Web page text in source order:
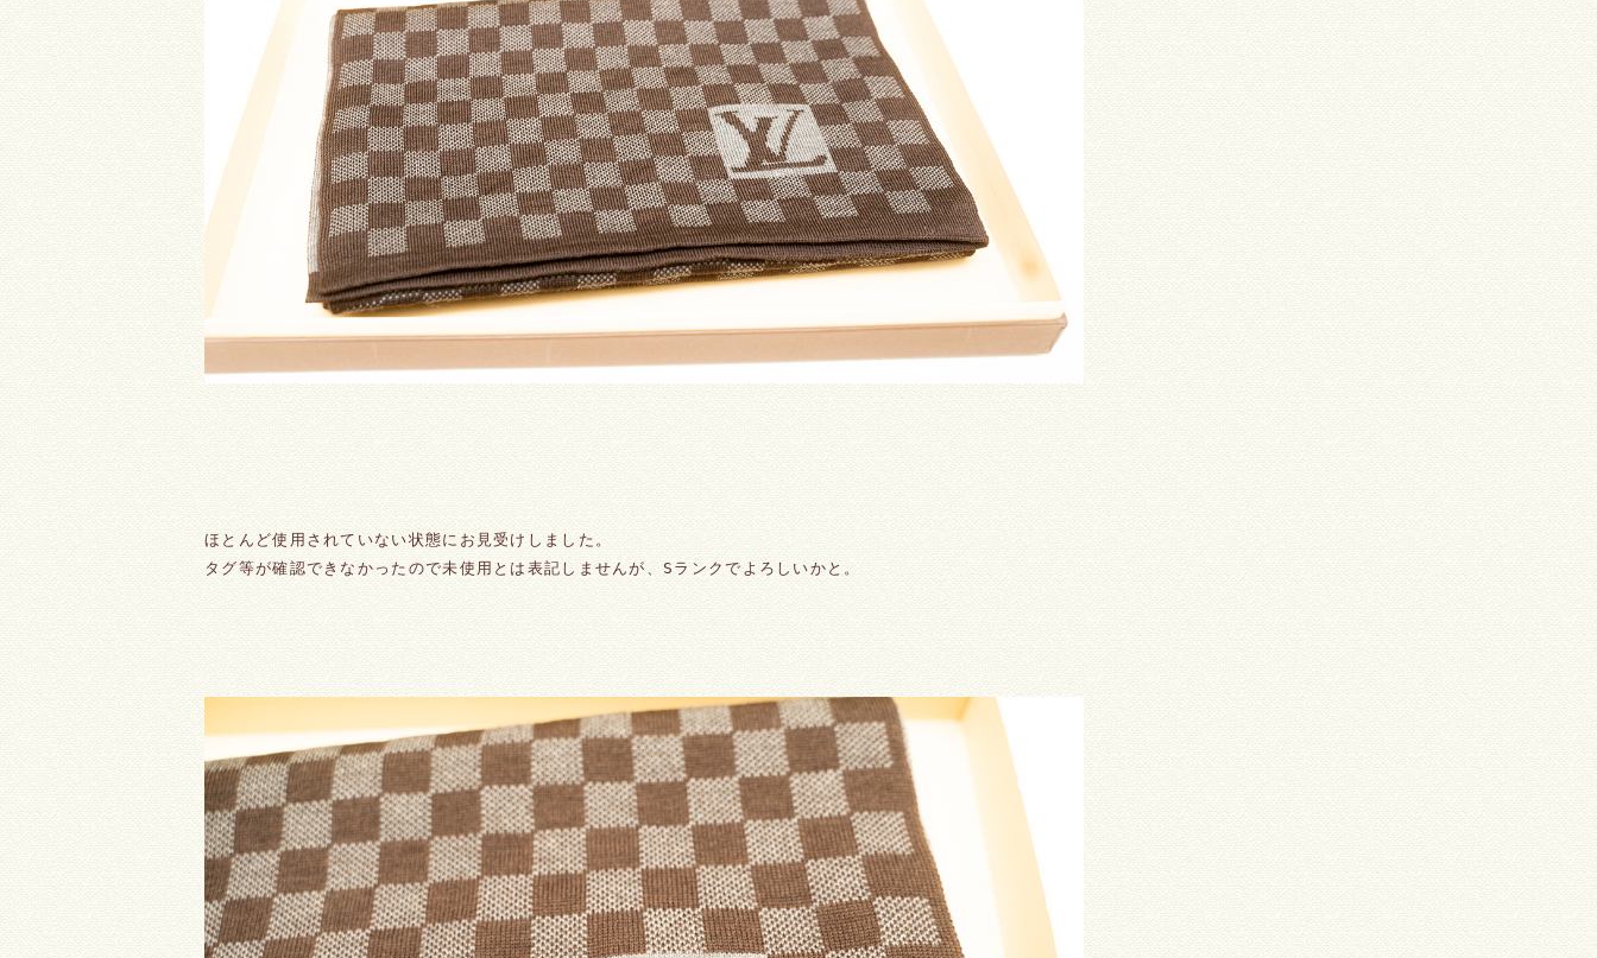
ほとんど使用されていない状態にお見受けしました。
タグ等が確認できなかったので未使用とは表記しませんが、Sランクでよろしいかと。